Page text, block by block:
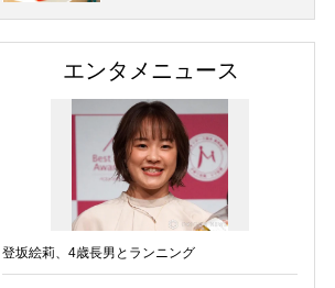
エンタメニュース
登坂絵莉、4歳長男とランニング